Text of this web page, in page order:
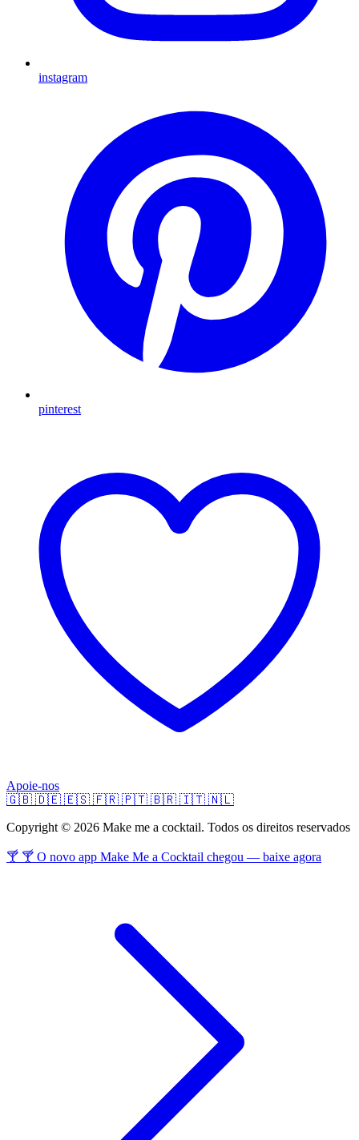
instagram
pinterest
Apoie-nos
🇬🇧 🇩🇪 🇪🇸 🇫🇷 🇵🇹 🇧🇷 🇮🇹 🇳🇱
Copyright © 2026 Make me a cocktail. Todos os direitos reservados
🍸 🍸 O novo app Make Me a Cocktail chegou — baixe agora